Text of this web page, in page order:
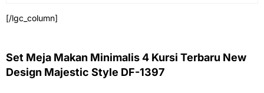
[/lgc_column]
Set Meja Makan Minimalis 4 Kursi Terbaru New
Design Majestic Style DF-1397